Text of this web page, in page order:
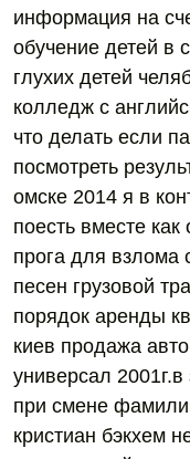
информация на
обучение детей в
глухих детей
колледж с
что делать если
посмотреть
омске 2014 я в
поесть вместе как
прога для взлома
песен грузовой
порядок аренды
киев продажа
универсал
при смене
кристиан бэкхем